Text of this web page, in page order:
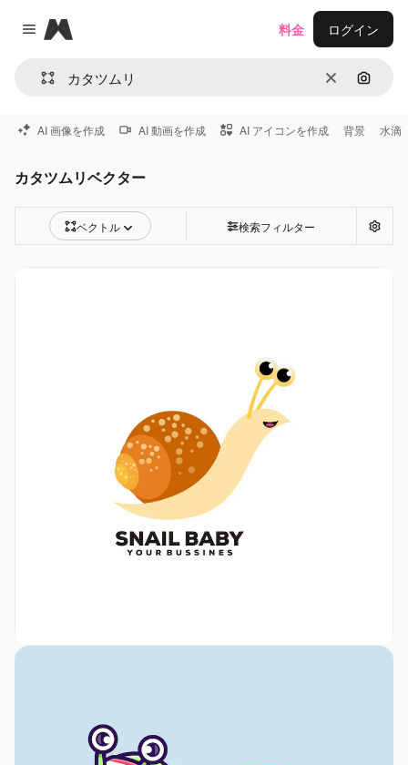
Close menu
Magnific
消去 画像で
料金 ログイン
AI 画像を作成 AI 動画を作成 AI アイコンを作成 背景 水滴
カタツムリベクター
ベクトル 検索フィルター